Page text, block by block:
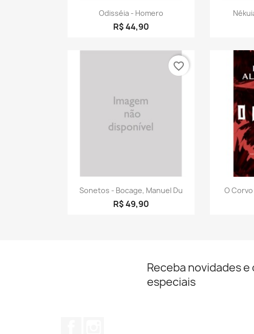
Visualização rápida
Odisséia - Homero
R$ 44,90

Visualização rápida
Sonetos - Bocage, Manuel Du
R$ 49,90
favorite_border

O
Receba novidades
especiais